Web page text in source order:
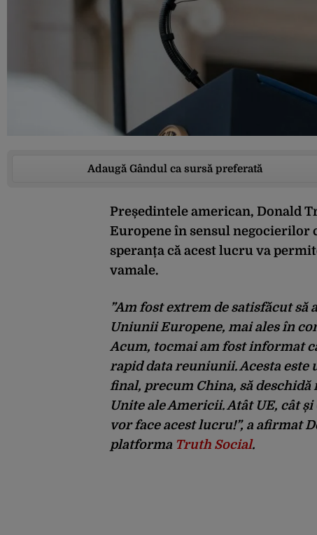
Adaugă Gândul ca sursă preferată
Președintele american, Donald
Europene în sensul negocierilor
speranța că acest lucru va
vamale.
”Am fost extrem de satisfăcut
Uniunii Europene, mai ales în
Acum, tocmai am fost informat
rapid data reuniunii. Acesta este
final, precum China, să
Unite ale Americii. Atât UE, cât
vor face acest lucru!”, a afirmat
platforma Truth Social.